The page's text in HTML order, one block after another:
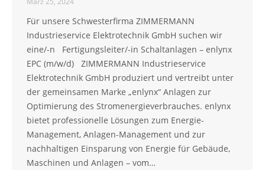
Für unsere Schwesterfirma ZIMMERMANN
Industrieservice Elektrotechnik GmbH suchen wir
eine/-n Fertigungsleiter/-in Schaltanlagen – enlynx
EPC (m/w/d) ZIMMERMANN Industrieservice
Elektrotechnik GmbH produziert und vertreibt unter
der gemeinsamen Marke „enlynx“ Anlagen zur
Optimierung des Stromenergieverbrauches. enlynx
bietet professionelle Lösungen zum Energie-
Management, Anlagen-Management und zur
nachhaltigen Einsparung von Energie für Gebäude,
Maschinen und Anlagen – vom…